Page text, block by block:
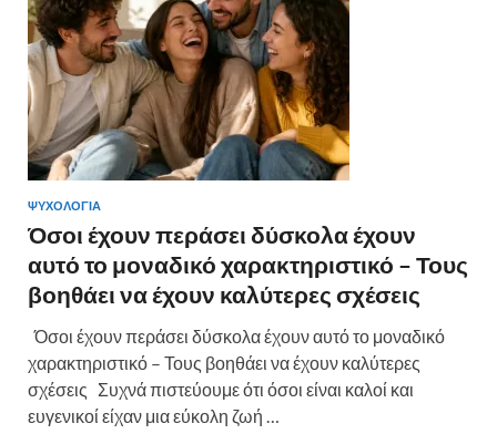
ΨΥΧΟΛΟΓΙΑ
Όσοι έχουν περάσει δύσκολα έχουν
αυτό το μοναδικό χαρακτηριστικό – Τους
βοηθάει να έχουν καλύτερες σχέσεις
Όσοι έχουν περάσει δύσκολα έχουν αυτό το μοναδικό
χαρακτηριστικό – Τους βοηθάει να έχουν καλύτερες
σχέσεις Συχνά πιστεύουμε ότι όσοι είναι καλοί και
ευγενικοί είχαν μια εύκολη ζωή …